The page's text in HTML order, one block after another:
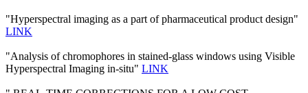
"Hyperspectral imaging as a part of pharmaceutical product design"
LINK
"Analysis of chromophores in stained-glass windows using Visible
Hyperspectral Imaging in-situ" LINK